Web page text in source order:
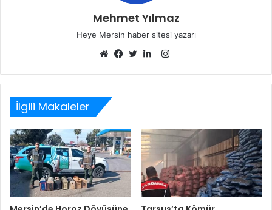
Mehmet Yılmaz
Heye Mersin haber sitesi yazarı
sitesi
Instagram
İlgili Makaleler